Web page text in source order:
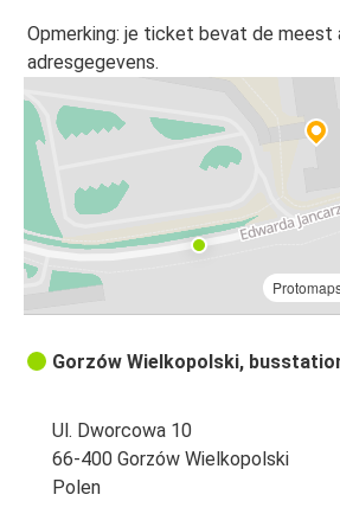
Gorzów Wielkopolski
Gorzów Wielkopolski
Rotterdam
Gorzów Wielkopolski
Den Haag
Gorzów Wielkopolski
Opmerking: je ticket bevat de meest
adresgegevens.
Gorzów Wielkopolski,
Ul. Dworcowa 10
66-400 Gorzów Wielkopolski
Polen